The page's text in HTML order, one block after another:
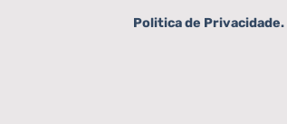
Politica de Privacidade.